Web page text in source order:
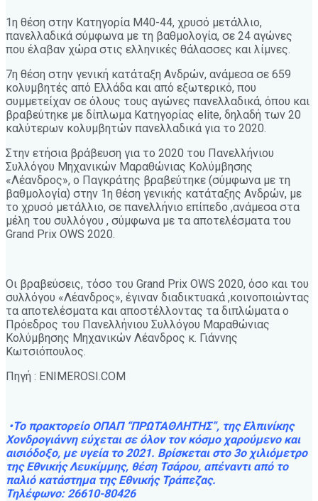
1η θέση στην Κατηγορία M40-44, χρυσό μετάλλιο,
πανελλαδικά σύμφωνα με τη βαθμολογία, σε 24 αγώνες
που έλαβαν χώρα στις ελληνικές θάλασσες και λίμνες.
7η θέση στην γενική κατάταξη Ανδρών, ανάμεσα σε 659
κολυμβητές από Ελλάδα και από εξωτερικό, που
συμμετείχαν σε όλους τους αγώνες πανελλαδικά, όπου και
βραβεύτηκε με δίπλωμα Κατηγορίας elite, δηλαδή των 20
καλύτερων κολυμβητών πανελλαδικά για το 2020.
Στην ετήσια βράβευση για το 2020 του Πανελλήνιου
Συλλόγου Μηχανικών Μαραθώνιας Κολύμβησης
«Λέανδρος», ο Παγκράτης βραβεύτηκε (σύμφωνα με τη
βαθμολογία) στην 1η θέση γενικής κατάταξης Ανδρών, με
το χρυσό μετάλλιο, σε πανελλήνιο επίπεδο ,ανάμεσα στα
μέλη του συλλόγου , σύμφωνα με τα αποτελέσματα του
Grand Prix OWS 2020.
Οι βραβεύσεις, τόσο του Grand Prix OWS 2020, όσο και του
συλλόγου «Λέανδρος», έγιναν διαδικτυακά ,κοινοποιώντας
τα αποτελέσματα και αποστέλλοντας τα διπλώματα ο
Πρόεδρος του Πανελλήνιου Συλλόγου Μαραθώνιας
Κολύμβησης Μηχανικών Λέανδρος κ. Γιάννης
Κωτσιόπουλος.
Πηγή : ENIMEROSI.COM
•Το πρακτορείο ΟΠΑΠ “ΠΡΩΤΑΘΛΗΤΗΣ”, της Ελπινίκης
Χονδρογιάννη εύχεται σε όλον τον κόσμο χαρούμενο και
αισιόδοξο, με υγεία το 2021. Βρίσκεται στο 3ο χιλιόμετρο
της Εθνικής Λευκίμμης, θέση Τσάρου, απέναντι από το
παλιό κατάστημα της Εθνικής Τράπεζας.
Τηλέφωνο: 26610-80426